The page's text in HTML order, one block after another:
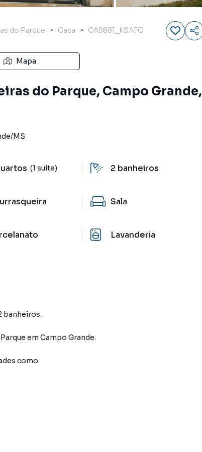
do Parque Casa CA8881_KSAFC
Mapa
do Parque, Campo Grande,
/MS
(1 suíte) 2 banheiros
Sala
Lavanderia
banheiros.
em Campo Grande.
como: